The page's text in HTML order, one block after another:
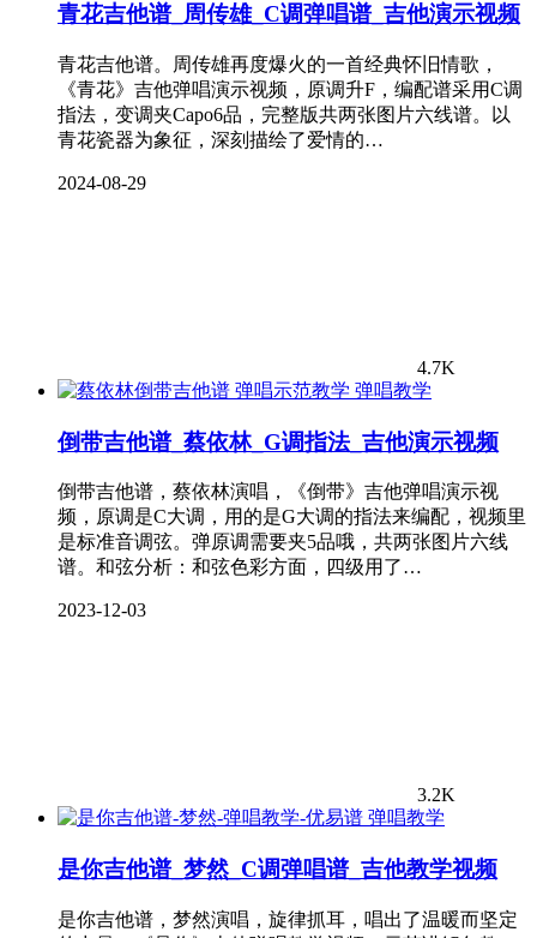
青花吉他谱_周传雄_C调弹唱谱_吉他演示视频
青花吉他谱。周传雄再度爆火的一首经典怀旧情歌，
《青花》吉他弹唱演示视频，原调升F，编配谱采用C调
指法，变调夹Capo6品，完整版共两张图片六线谱。以
青花瓷器为象征，深刻描绘了爱情的…
2024-08-29
4.7K
弹唱教学
倒带吉他谱_蔡依林_G调指法_吉他演示视频
倒带吉他谱，蔡依林演唱，《倒带》吉他弹唱演示视
频，原调是C大调，用的是G大调的指法来编配，视频里
是标准音调弦。弹原调需要夹5品哦，共两张图片六线
谱。和弦分析：和弦色彩方面，四级用了…
2023-12-03
3.2K
弹唱教学
是你吉他谱_梦然_C调弹唱谱_吉他教学视频
是你吉他谱，梦然演唱，旋律抓耳，唱出了温暖而坚定